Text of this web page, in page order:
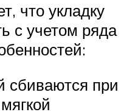
что укладку
с учетом ряда
сбиваются при